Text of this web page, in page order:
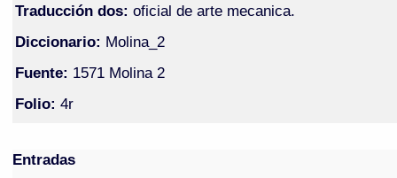
Traducción dos: oficial de arte mecanica.
Diccionario: Molina_2
Fuente: 1571 Molina 2
Folio: 4r
Entradas